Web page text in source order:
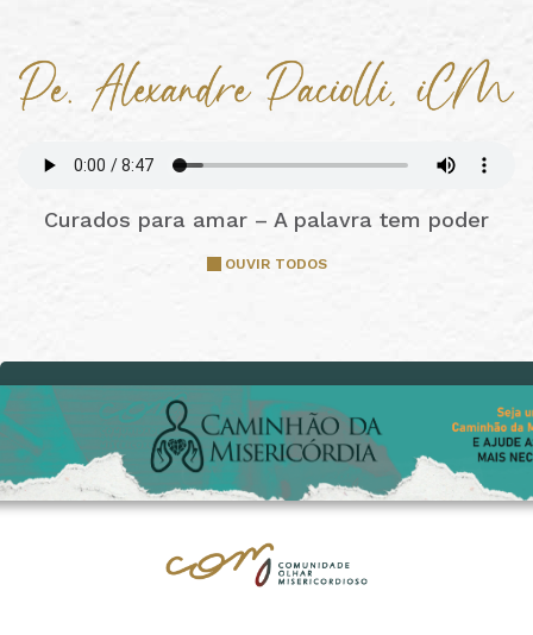
Curados para amar – A palavra tem poder
OUVIR TODOS